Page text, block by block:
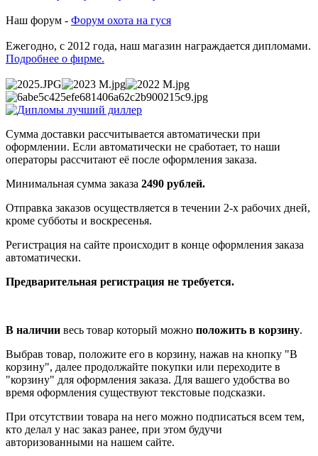
Наш форум - Форум охота на гуся
Ежегодно, с 2012 года, наш магазин награждается дипломами.
Подробнее о фирме.
Сумма доставки рассчитывается автоматически при
оформлении. Если автоматически не сработает, то наши
операторы рассчитают её после оформления заказа.
Минимальная сумма заказа 2490 рублей.
Отправка заказов осуществляется в течении 2-х рабочих дней,
кроме субботы и воскресенья.
Регистрация на сайте происходит в конце оформления заказа
автоматически.
Предварительная регистрация не требуется.
В наличии весь товар который можно положить в корзину.
Выбрав товар, положите его в корзину, нажав на кнопку "В
корзину", далее продолжайте покупки или переходите в
"корзину" для оформления заказа. Для вашего удобства во
время оформления существуют текстовые подсказки.
При отсутствии товара на него можно подписаться всем тем,
кто делал у нас заказ ранее, при этом будучи
авторизованными на нашем сайте.